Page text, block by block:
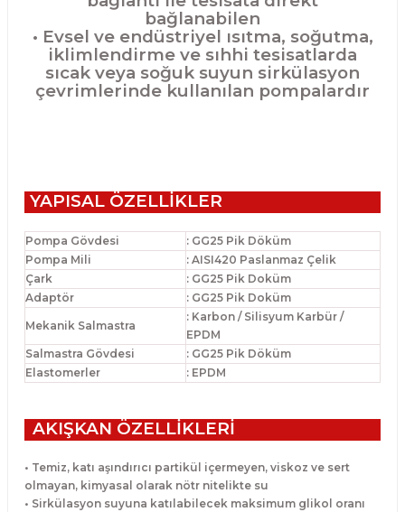
bağlanabilen
• Evsel ve endüstriyel ısıtma, soğutma,
iklimlendirme ve sıhhi tesisatlarda
sıcak veya soğuk suyun sirkülasyon
çevrimlerinde kullanılan pompalardır
YAPISAL ÖZELLİKLER
Pompa Gövdesi
: GG25 Pik Döküm
Pompa Mili
: AISI420 Paslanmaz Çelik
Çark
: GG25 Pik Doküm
Adaptör
: GG25 Pik Doküm
Mekanik Salmastra
: Karbon / Silisyum Karbür /
EPDM
Salmastra Gövdesi
: GG25 Pik Döküm
Elastomerler
: EPDM
AKIŞKAN ÖZELLİKLERİ
• Temiz, katı aşındırıcı partikül içermeyen, viskoz ve sert
olmayan, kimyasal olarak nötr nitelikte su
• Sirkülasyon suyuna katılabilecek maksimum glikol oranı